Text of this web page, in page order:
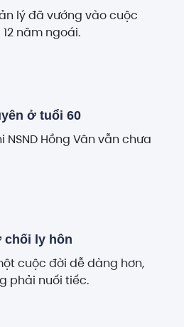
lý đã vướng vào cuộc
năm ngoái.
ở tuổi 60
Hồng Vân vẫn chưa
chối ly hôn
cuộc đời dễ dàng hơn,
phải nuối tiếc.